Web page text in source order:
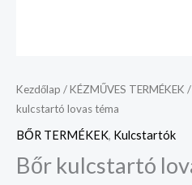
Kezdőlap /KÉZMŰVES TERMÉKEK /
kulcstartó lovas téma
BŐR TERMÉKEK, Kulcstartók
Bőr kulcstartó